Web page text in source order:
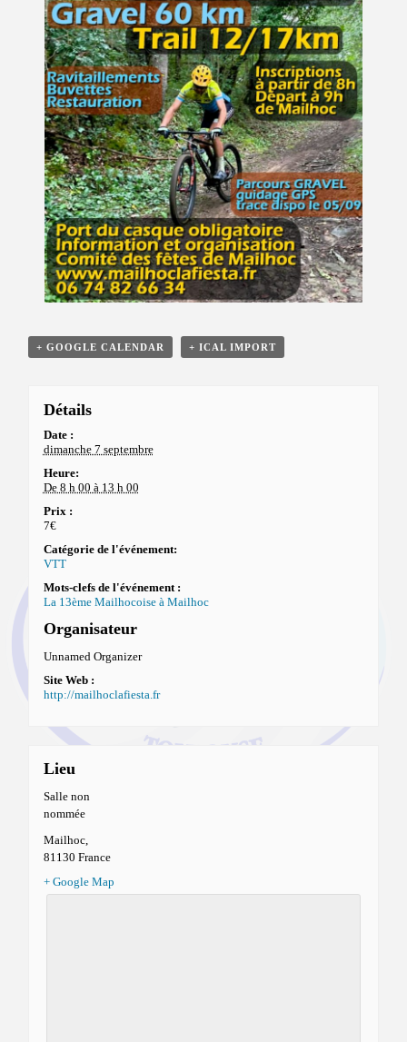
+ GOOGLE CALENDAR + ICAL IMPORT
Détails
Date :
dimanche 7 septembre
Heure:
De 8 h 00 à 13 h 00
Prix :
7€
Catégorie de l'événement:
VTT
Mots-clefs de l'événement :
La 13ème Mailhocoise à Mailhoc
Organisateur
Unnamed Organizer
Site Web :
http://mailhoclafiesta.fr
Lieu
Salle non
nommée
Mailhoc,
81130 France
+ Google Map